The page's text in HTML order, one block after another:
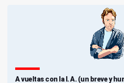
A vueltas con la I. A. (un breve y